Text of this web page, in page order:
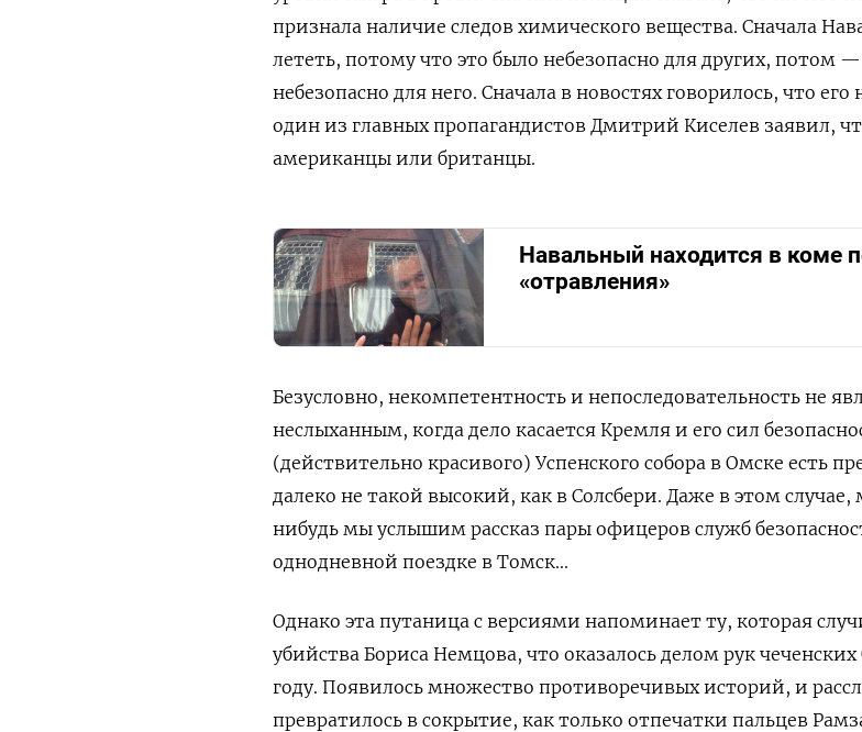
признала наличие следов химического вещества. Сначала
лететь, потому что это было небезопасно для других, потом —
небезопасно для него. Сначала в новостях говорилось, что
один из главных пропагандистов Дмитрий Киселев заявил,
американцы или британцы.
Навальный находится в коме
«отравления»
Безусловно, некомпетентность и непоследовательность не
неслыханным, когда дело касается Кремля и его сил
(действительно красивого) Успенского собора в Омске есть
далеко не такой высокий, как в Солсбери. Даже в этом
нибудь мы услышим рассказ пары офицеров служб
однодневной поездке в Томск...
Однако эта путаница с версиями напоминает ту, которая
убийства Бориса Немцова, что оказалось делом рук чеченских
году. Появилось множество противоречивых историй, и
превратилось в сокрытие, как только отпечатки пальцев